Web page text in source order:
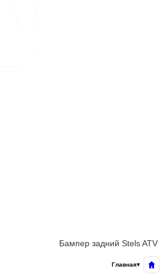
Бампер задний Stels
Главная▾